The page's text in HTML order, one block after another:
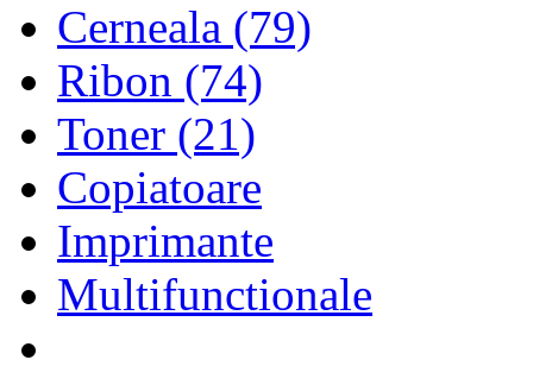
Cerneala (79)
Ribon (74)
Toner (21)
Copiatoare
Imprimante
Multifunctionale